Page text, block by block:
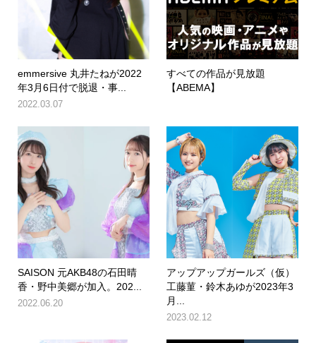
emmersive 丸井たねが2022
年3月6日付で脱退・事...
2022.03.07
すべての作品が見放題
【ABEMA】
SAISON 元AKB48の石田晴
香・野中美郷が加入。202...
2022.06.20
アップアップガールズ（仮）
工藤菫・鈴木あゆが2023年3
月...
2023.02.12